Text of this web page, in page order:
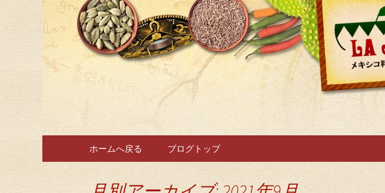
広尾・麻布のメキ
ラ・ホイヤからのお知らせ
コンテンツへ移動
ホームへ戻る ブログトップ